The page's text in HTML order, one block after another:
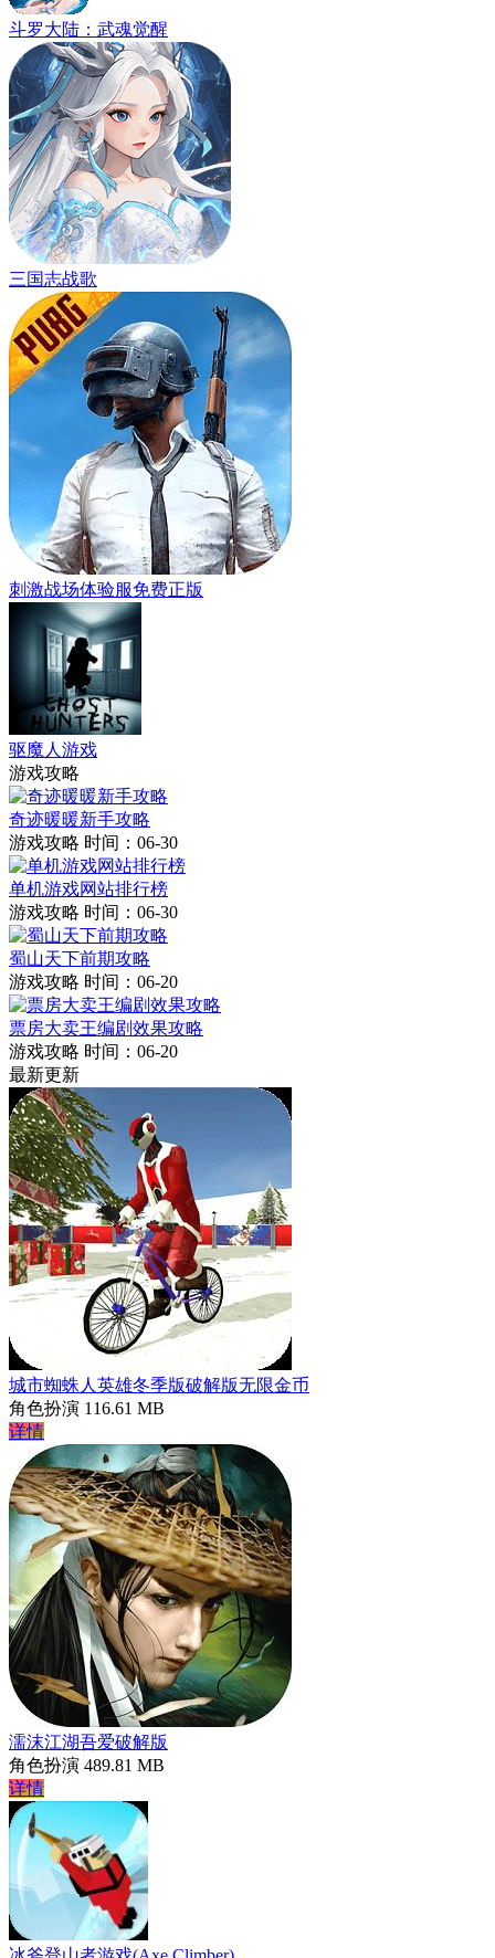
斗罗大陆：武魂觉醒
三国志战歌
刺激战场体验服免费正版
驱魔人游戏
游戏攻略
奇迹暖暖新手攻略
游戏攻略 时间：06-30
单机游戏网站排行榜
游戏攻略 时间：06-30
蜀山天下前期攻略
游戏攻略 时间：06-20
票房大卖王编剧效果攻略
游戏攻略 时间：06-20
最新更新
城市蜘蛛人英雄冬季版破解版无限金币
角色扮演 116.61 MB
详情
濡沫江湖吾爱破解版
角色扮演 489.81 MB
详情